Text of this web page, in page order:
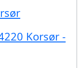
Korsør -